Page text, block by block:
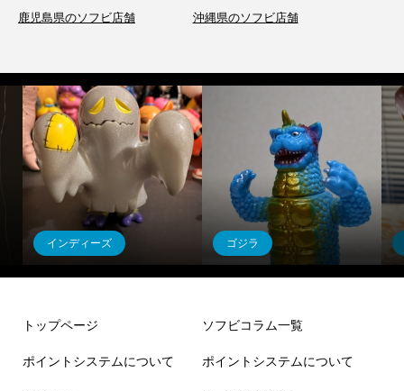
鹿児島県のソフビ店舗
沖縄県のソフビ店舗
インディーズ
Obake Ghost ゴジラ
ガバラ
トップページ
ポイントシステムについて
ソフビコラム一覧
ポイントシステムについて